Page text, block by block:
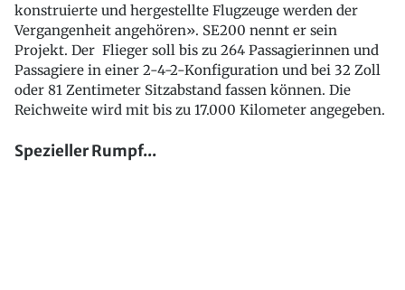
konstruierte und hergestellte Flugzeuge werden der
Vergangenheit angehören». SE200 nennt er sein
Projekt. Der Flieger soll bis zu 264 Passagierinnen und
Passagiere in einer 2-4-2-Konfiguration und bei 32 Zoll
oder 81 Zentimeter Sitzabstand fassen können. Die
Reichweite wird mit bis zu 17.000 Kilometer angegeben.
Spezieller Rumpf...